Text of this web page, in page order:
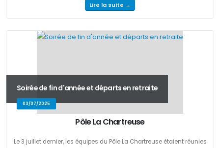
Lire la suite →
Soirée de fin d'année et départs en retraite
03/07/2025
Pôle La Chartreuse
Le 3 juillet dernier, les équipes du Pôle La Chartreuse étaient réunies